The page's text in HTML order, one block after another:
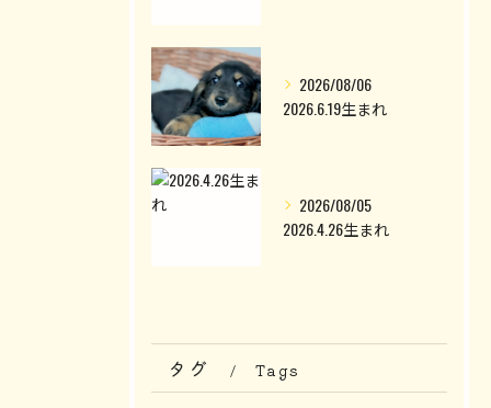
2026/08/06
2026.6.19生まれ
2026/08/05
2026.4.26生まれ
タグ Tags